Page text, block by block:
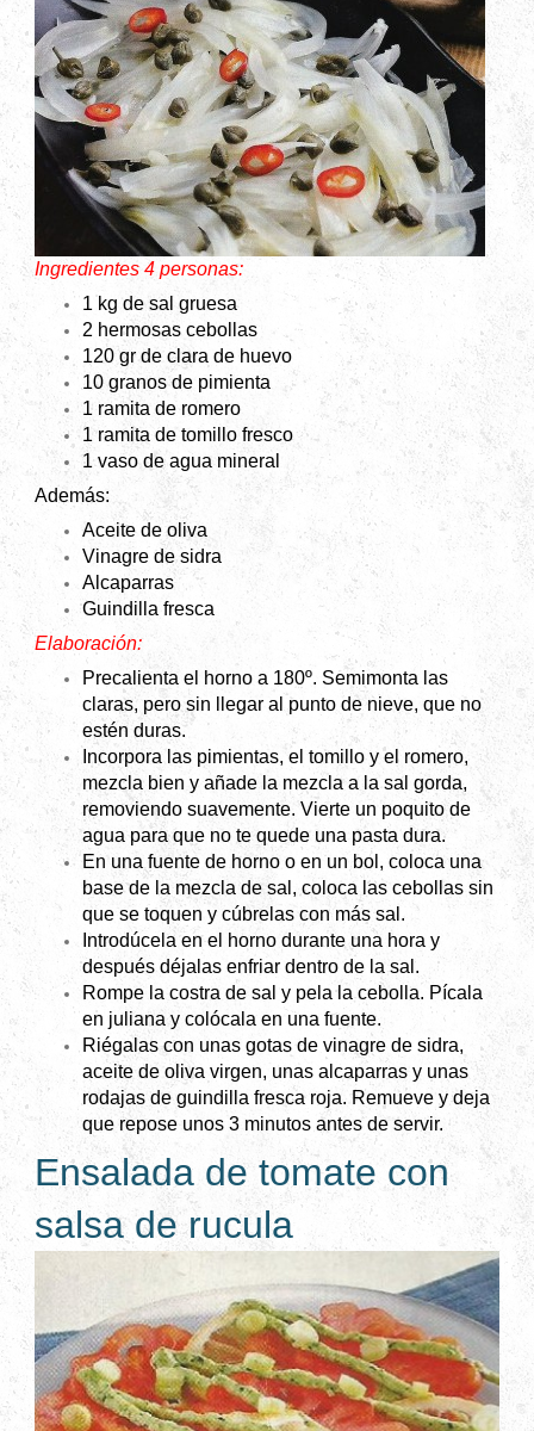
Ingredientes 4 personas:
1 kg de sal gruesa
2 hermosas cebollas
120 gr de clara de huevo
10 granos de pimienta
1 ramita de romero
1 ramita de tomillo fresco
1 vaso de agua mineral
Además:
Aceite de oliva
Vinagre de sidra
Alcaparras
Guindilla fresca
Elaboración:
Precalienta el horno a 180º. Semimonta las
claras, pero sin llegar al punto de nieve, que no
estén duras.
Incorpora las pimientas, el tomillo y el romero,
mezcla bien y añade la mezcla a la sal gorda,
removiendo suavemente. Vierte un poquito de
agua para que no te quede una pasta dura.
En una fuente de horno o en un bol, coloca una
base de la mezcla de sal, coloca las cebollas sin
que se toquen y cúbrelas con más sal.
Introdúcela en el horno durante una hora y
después déjalas enfriar dentro de la sal.
Rompe la costra de sal y pela la cebolla. Pícala
en juliana y colócala en una fuente.
Riégalas con unas gotas de vinagre de sidra,
aceite de oliva virgen, unas alcaparras y unas
rodajas de guindilla fresca roja. Remueve y deja
que repose unos 3 minutos antes de servir.
Ensalada de tomate con
salsa de rucula